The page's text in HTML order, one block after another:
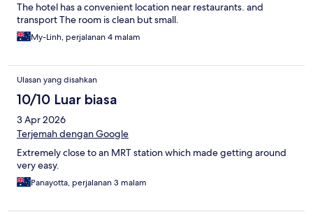
The hotel has a convenient location near restaurants. and
transport The room is clean but small.
My-Linh, perjalanan 4 malam
Ulasan yang disahkan
10/10 Luar biasa
3 Apr 2026
Terjemah dengan Google
Extremely close to an MRT station which made getting around
very easy.
Panayotta, perjalanan 3 malam